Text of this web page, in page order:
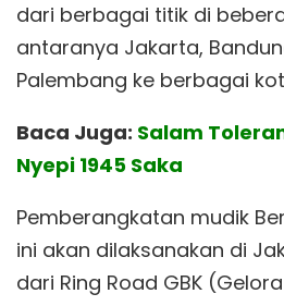
dari berbagai titik di
antaranya Jakarta,
Palembang ke berbagai
Baca Juga: Salam
Nyepi 1945 Saka
Pemberangkatan mudik
ini akan dilaksanakan di
dari Ring Road GBK